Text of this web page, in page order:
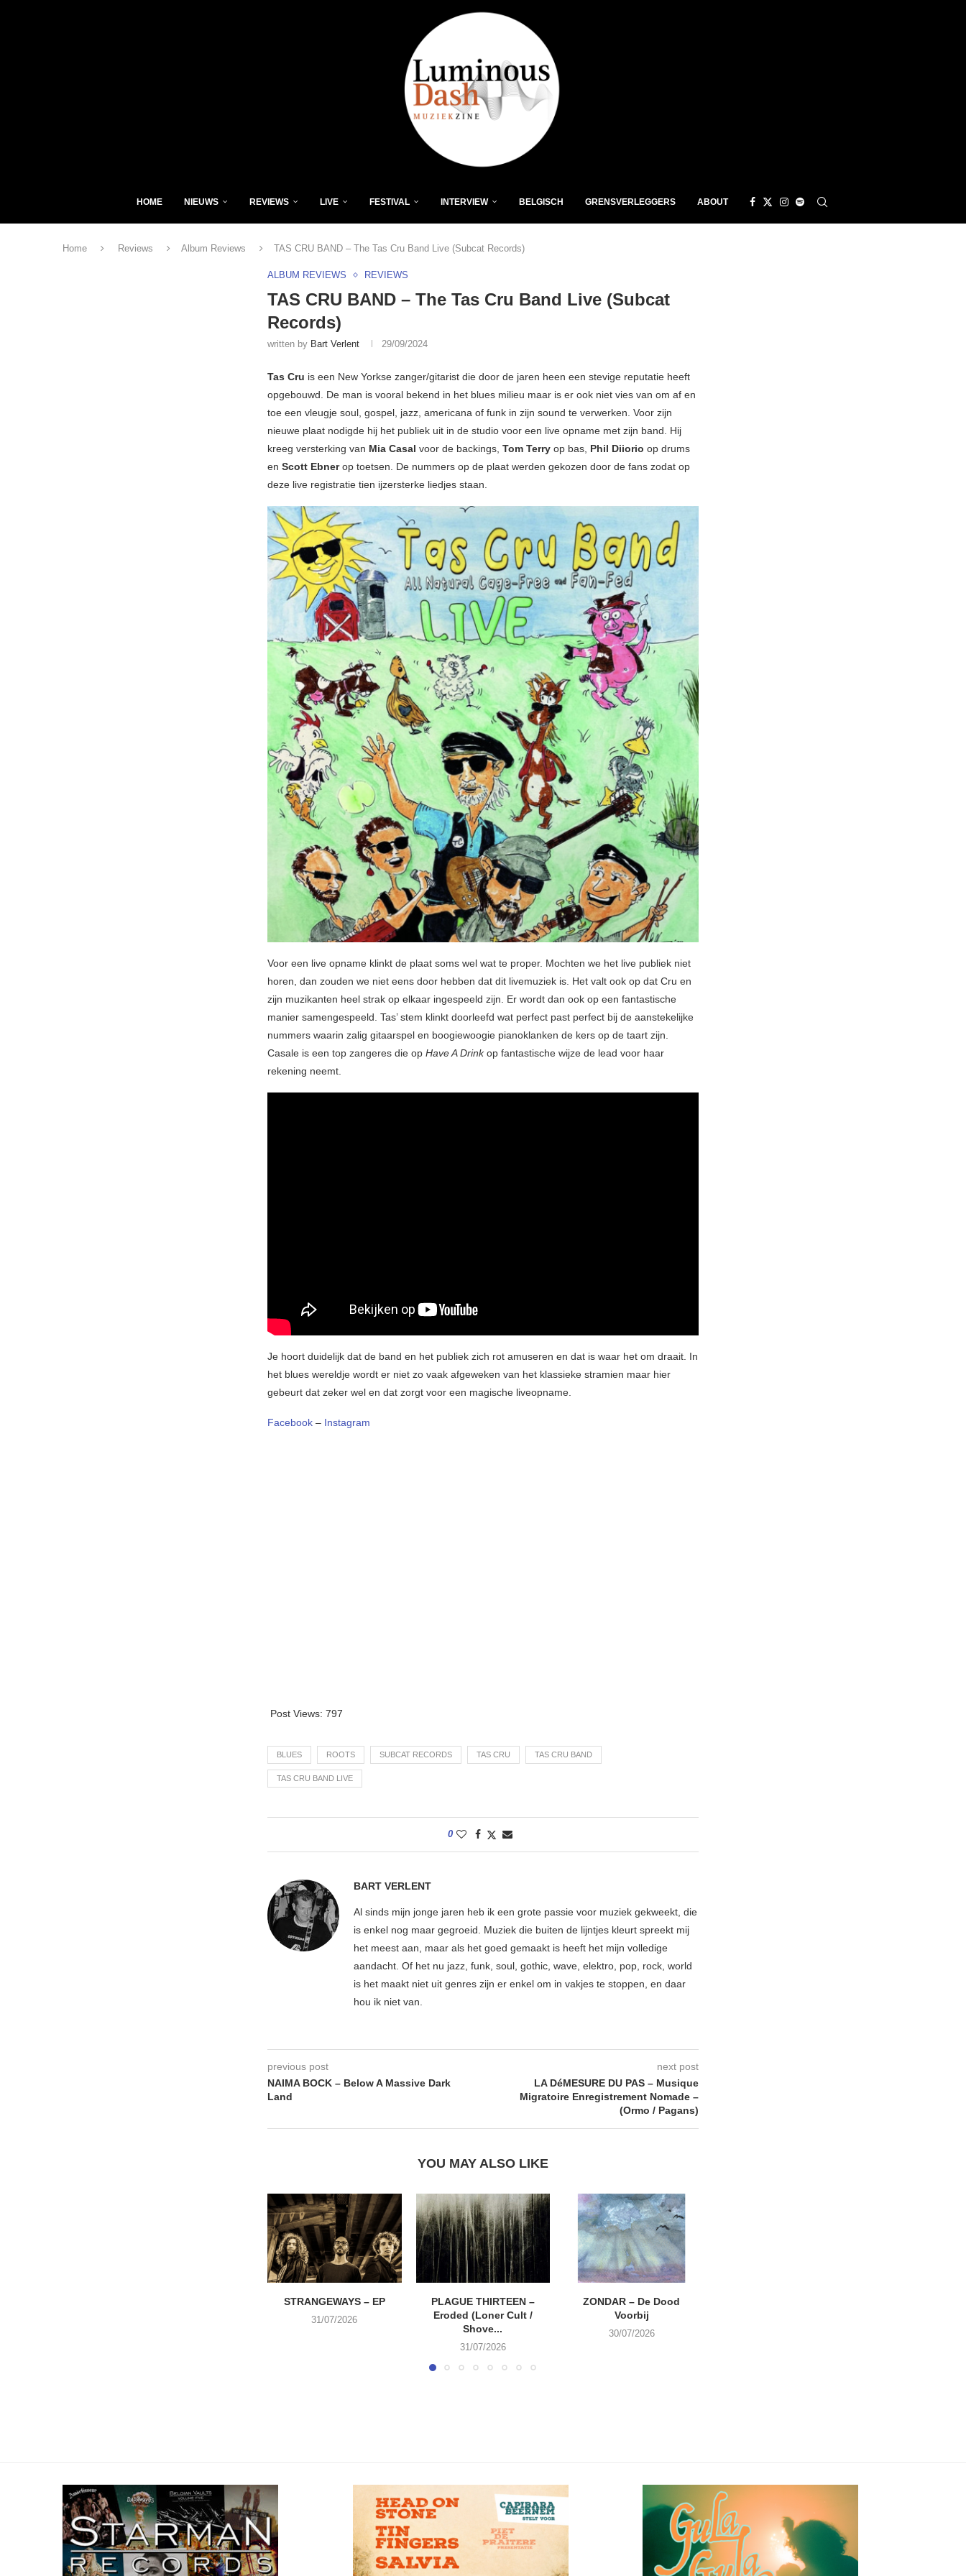
HOME NIEUWS REVIEWS LIVE FESTIVAL INTERVIEW BELGISCH GRENSVERLEGGERS ABOUT
Home Reviews Album Reviews TAS CRU BAND – The Tas Cru Band Live (Subcat Records)
ALBUM REVIEWS REVIEWS
TAS CRU BAND – The Tas Cru Band Live (Subcat
Records)
written by Bart Verlent 29/09/2024
Tas Cru is een New Yorkse zanger/gitarist die door de jaren heen een stevige reputatie heeft
opgebouwd. De man is vooral bekend in het blues milieu maar is er ook niet vies van om af en
toe een vleugje soul, gospel, jazz, americana of funk in zijn sound te verwerken. Voor zijn
nieuwe plaat nodigde hij het publiek uit in de studio voor een live opname met zijn band. Hij
kreeg versterking van Mia Casal voor de backings, Tom Terry op bas, Phil Diiorio op drums
en Scott Ebnerop toetsen. De nummers op de plaat werden gekozen door de fans zodat op
deze live registratie tien ijzersterke liedjes staan.
Voor een live opname klinkt de plaat soms wel wat te proper. Mochten we het live publiek niet
horen, dan zouden we niet eens door hebben dat dit livemuziek is. Het valt ook op dat Cru en
zijn muzikanten heel strak op elkaar ingespeeld zijn. Er wordt dan ook op een fantastische
manier samengespeeld. Tas’ stem klinkt doorleefd wat perfect past perfect bij de aanstekelijke
nummers waarin zalig gitaarspel en boogiewoogie pianoklanken de kers op de taart zijn.
Casale is een top zangeres die op Have A Drinkop fantastische wijze de lead voor haar
rekening neemt.
Je hoort duidelijk dat de band en het publiek zich rot amuseren en dat is waar het om draait. In
het blues wereldje wordt er niet zo vaak afgeweken van het klassieke stramien maar hier
gebeurt dat zeker wel en dat zorgt voor een magische liveopname.
Facebook – Instagram
Post Views: 797
BLUES ROOTS SUBCAT RECORDS TAS CRU TAS CRU BAND
TAS CRU BAND LIVE
0
BART VERLENT
Al sinds mijn jonge jaren heb ik een grote passie voor muziek gekweekt, die
is enkel nog maar gegroeid. Muziek die buiten de lijntjes kleurt spreekt mij
het meest aan, maar als het goed gemaakt is heeft het mijn volledige
aandacht. Of het nu jazz, funk, soul, gothic, wave, elektro, pop, rock, world
is het maakt niet uit genres zijn er enkel om in vakjes te stoppen, en daar
hou ik niet van.
previous post
NAIMA BOCK – Below A Massive Dark
Land
next post
LA DéMESURE DU PAS – Musique
Migratoire Enregistrement Nomade –
(Ormo / Pagans)
YOU MAY ALSO LIKE
STRANGEWAYS – EP
31/07/2026
PLAGUE THIRTEEN –
Eroded (Loner Cult /
Shove...
31/07/2026
ZONDAR – De Dood
Voorbij
30/07/2026